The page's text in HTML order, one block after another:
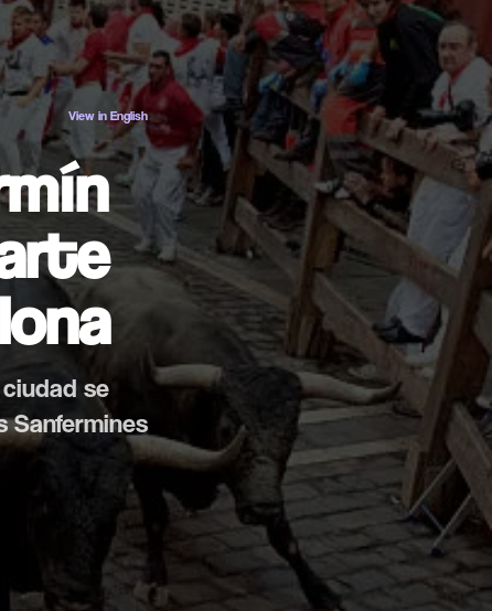
EN
View in English
se
Sanfermines